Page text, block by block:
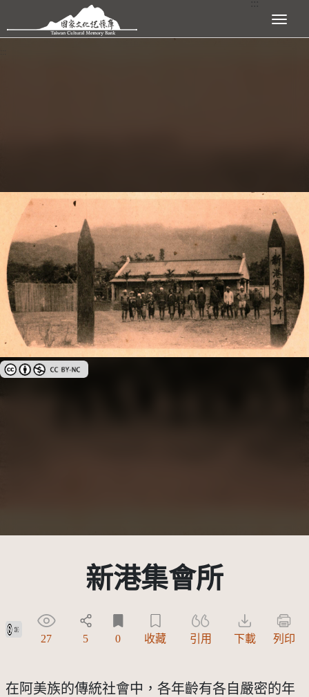
跳到主要內容區塊 展開選單
創用CC姓名標示-非商業性 3.0 台灣及其後版本(CC BY-NC 3.0 TW +)
新港集會所
公眾領域貢獻宣告(CC0)
27 5 0 收藏 引用 下載 列印
在阿美族的傳統社會中，各年齡有各自嚴密的年